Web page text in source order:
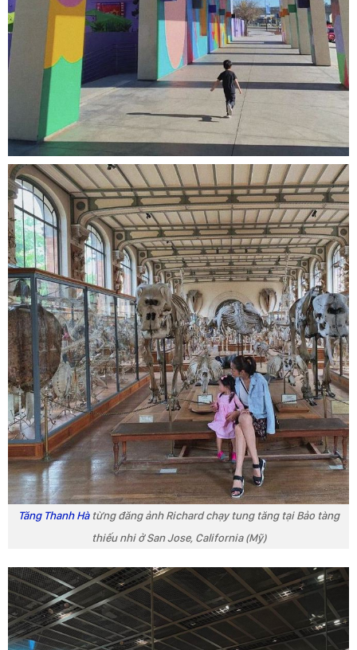
Tăng Thanh Hàtừng đăng ảnh Richard chạy tung tăng tại Bảo tàng
thiếu nhi ở San Jose, California (Mỹ)